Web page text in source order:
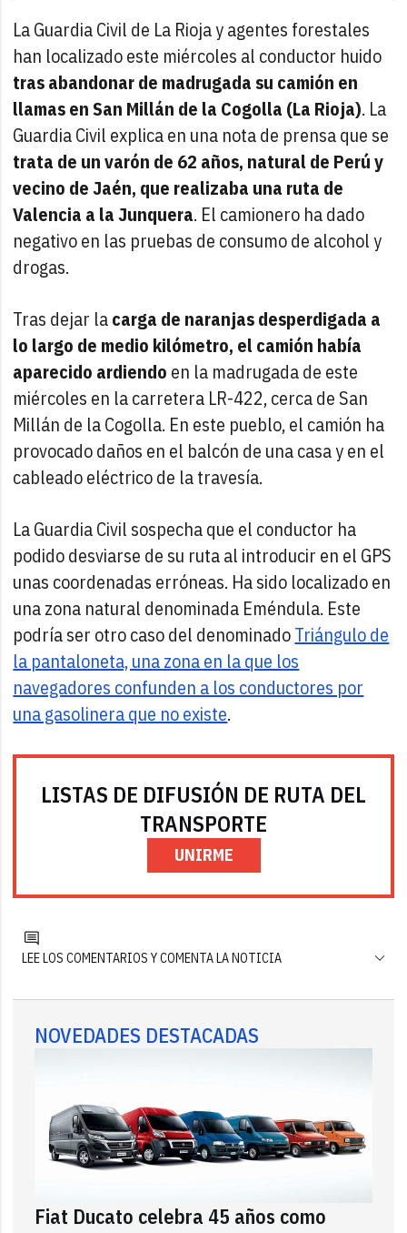
La Guardia Civil de La Rioja y agentes forestales
han localizado este miércoles al conductor huido
tras abandonar de madrugada su camión en
llamas en San Millán de la Cogolla (La Rioja). La
Guardia Civil explica en una nota de prensa que se
trata de un varón de 62 años, natural de Perú y
vecino de Jaén, que realizaba una ruta de
Valencia a la Junquera. El camionero ha dado
negativo en las pruebas de consumo de alcohol y
drogas.
Tras dejar lacarga de naranjas desperdigada a
lo largo de medio kilómetro, el camión había
aparecido ardiendo en la madrugada de este
miércoles en la carretera LR-422, cerca de San
Millán de la Cogolla. En este pueblo, el camión ha
provocado daños en el balcón de una casa y en el
cableado eléctrico de la travesía.
La Guardia Civil sospecha que el conductor ha
podido desviarse de su ruta al introducir en el GPS
unas coordenadas erróneas. Ha sido localizado en
una zona natural denominada Eméndula. Este
podría ser otro caso del denominadoTriángulo de
la pantaloneta, una zona en la que los
navegadores confunden a los conductores por
una gasolinera que no existe.
LISTAS DE DIFUSIÓN DE RUTA DEL
TRANSPORTE
UNIRME
LEE LOS COMENTARIOS Y COMENTA LA NOTICIA
NOVEDADES DESTACADAS
Fiat Ducato celebra 45 años como